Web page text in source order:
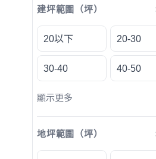
建坪範圍（坪）
20以下 20-30
30-40 40-50
顯示更多
地坪範圍（坪）